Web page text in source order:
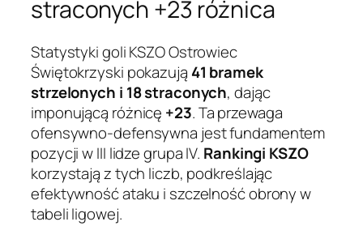
straconych +23 różnica
Statystyki goli KSZO Ostrowiec
Świętokrzyski pokazują 41 bramek
strzelonych i 18 straconych, dając
imponującą różnicę +23. Ta przewaga
ofensywno-defensywna jest fundamentem
pozycji w III lidze grupa IV. Rankingi KSZO
korzystają z tych liczb, podkreślając
efektywność ataku i szczelność obrony w
tabeli ligowej.